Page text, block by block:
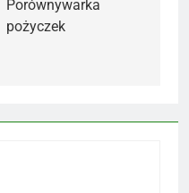
Porównywarka
pożyczek